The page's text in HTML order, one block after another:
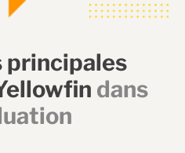
principales
dans